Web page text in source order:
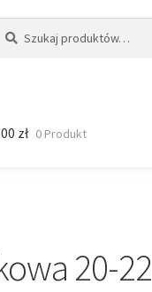
zł 0 Produkt
20-22